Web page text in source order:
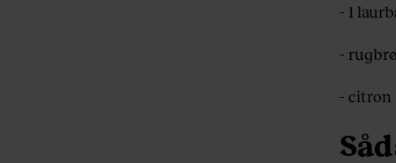
- 1
-
- citron